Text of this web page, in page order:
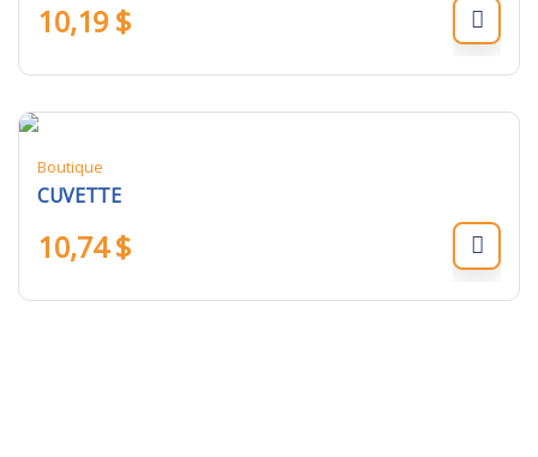
10,19 $
Boutique
CUVETTE
10,74$